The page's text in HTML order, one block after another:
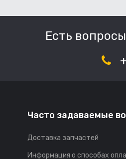
Есть
Часто задаваемые
Доставка запчастей
Информация о способах